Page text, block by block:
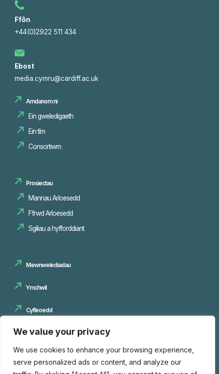
We value your privacy
We use cookies to enhance your browsing experience,
serve personalized ads or content, and analyze our
Ffôn
+44(0)2922 511 434
Ebost
media.cymru@cardiff.ac.uk
Amdanom ni
Ein gweledigaeth
Ein tîm
Consortiwm
Prosiectau
Mannau Arloesedd
Sgiliau a hyfforddiant
Mewnwelediadau
Ymchwil
Cyfleoedd
Cysylltwch â ni